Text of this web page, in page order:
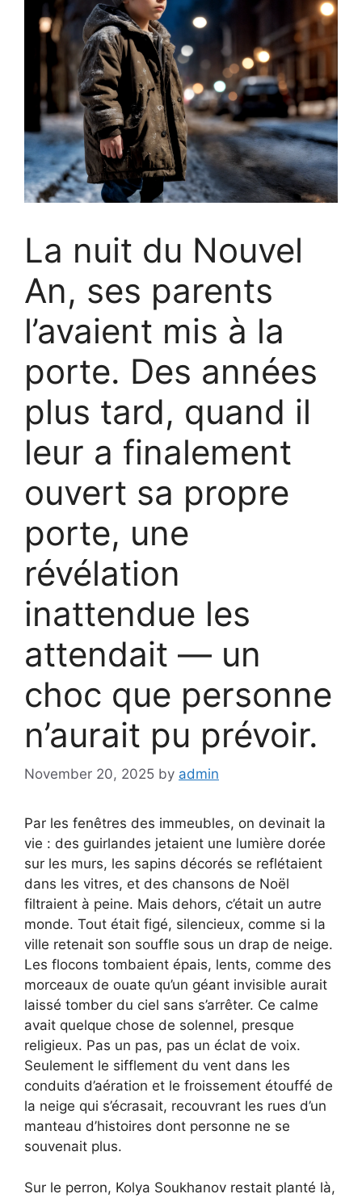
La nuit du Nouvel
An, ses parents
l’avaient mis à la
porte. Des années
plus tard, quand il
leur a finalement
ouvert sa propre
porte, une
révélation
inattendue les
attendait — un
choc que personne
n’aurait pu prévoir.
November 20, 2025 by admin
Par les fenêtres des immeubles, on devinait la
vie : des guirlandes jetaient une lumière dorée
sur les murs, les sapins décorés se reflétaient
dans les vitres, et des chansons de Noël
filtraient à peine. Mais dehors, c’était un autre
monde. Tout était figé, silencieux, comme si la
ville retenait son souffle sous un drap de neige.
Les flocons tombaient épais, lents, comme des
morceaux de ouate qu’un géant invisible aurait
laissé tomber du ciel sans s’arrêter. Ce calme
avait quelque chose de solennel, presque
religieux. Pas un pas, pas un éclat de voix.
Seulement le sifflement du vent dans les
conduits d’aération et le froissement étouffé de
la neige qui s’écrasait, recouvrant les rues d’un
manteau d’histoires dont personne ne se
souvenait plus.
Sur le perron, Kolya Soukhanov restait planté là,